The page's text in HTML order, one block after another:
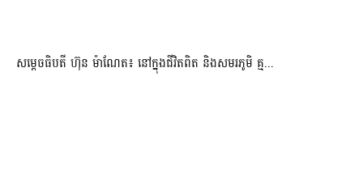
សម្តេចធិបតី ហ៊ុន ម៉ាណែត៖ នៅក្នុងជីវិតពិត និងសមរភូមិ គ្ម...